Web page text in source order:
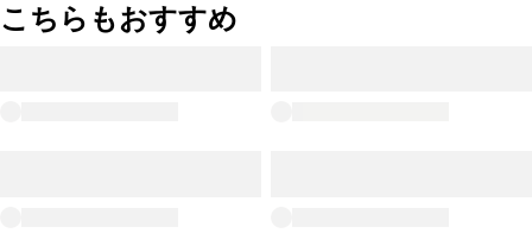
こちらもおすすめ